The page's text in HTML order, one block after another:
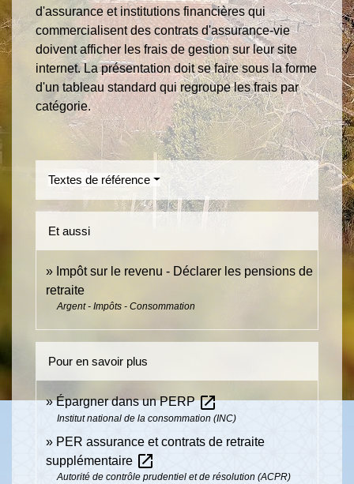
d'assurance et institutions financières qui
commercialisent des contrats d'assurance-vie
doivent afficher les frais de gestion sur leur site
internet. La présentation doit se faire sous la forme
d'un tableau standard qui regroupe les frais par
catégorie.
Textes de référence
Et aussi
Impôt sur le revenu - Déclarer les pensions de
retraite
Argent - Impôts - Consommation
Pour en savoir plus
Épargner dans un PERPopen_in_new
Institut national de la consommation (INC)
PER assurance et contrats de retraite
supplémentaire open_in_new
Autorité de contrôle prudentiel et de résolution (ACPR)